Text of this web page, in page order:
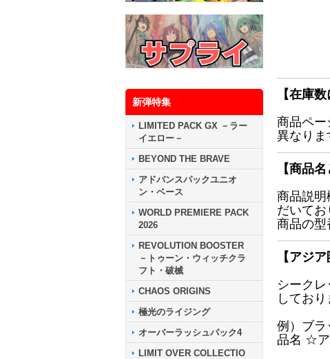
新弾特集
LIMITED PACK GX －ラー
イエロー－
BEYOND THE BRAVE
アドバンスパックユニオ
ン・ベース
WORLD PREMIERE PACK
2026
REVOLUTION BOOSTER
－トゥーン・ウィッチクラ
フト・破械
CHAOS ORIGINS
極光のライジング
オーバーラッシュパック4
LIMIT OVER COLLECTIO
【在庫
商品ペー
異なりま
【商品
商品説明
だいて
商品の型
【アジ
シーク
しており
例）ブラ
品名 ☆ア